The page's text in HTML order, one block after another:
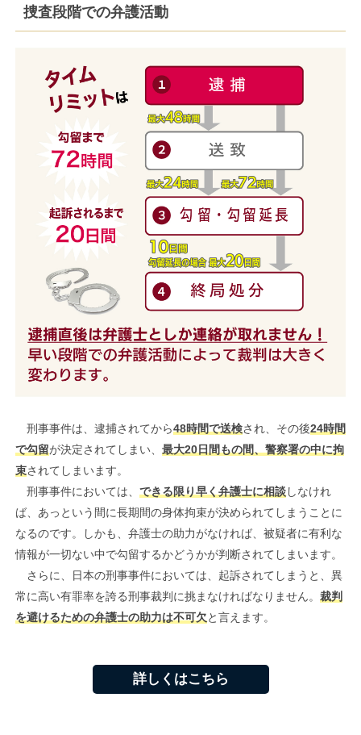
捜査段階での弁護活動
刑事事件は、逮捕されてから48時間で送検され、その後24時間
で勾留が決定されてしまい、 最大20日間もの間、警察署の中に拘
束されてしまいます。
刑事事件においては、 できる限り早く弁護士に相談しなけれ
ば、あっという間に長期間の身体拘束が決められてしまうことに
なるのです。しかも、弁護士の助力がなければ、被疑者に有利な
情報が一切ない中で勾留するかどうかが判断されてしまいます。
さらに、日本の刑事事件においては、起訴されてしまうと、異
常に高い有罪率を誇る刑事裁判に挑まなければなりません。 裁判
を避けるための弁護士の助力は不可欠と言えます。
詳しくはこちら